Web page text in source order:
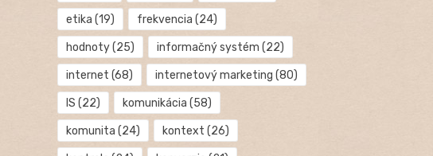
etika (19) frekvencia (24)
hodnoty(25) informačný systém (22)
internet (68) internetový marketing (80)
IS (22) komunikácia (58)
komunita (24) kontext (26)